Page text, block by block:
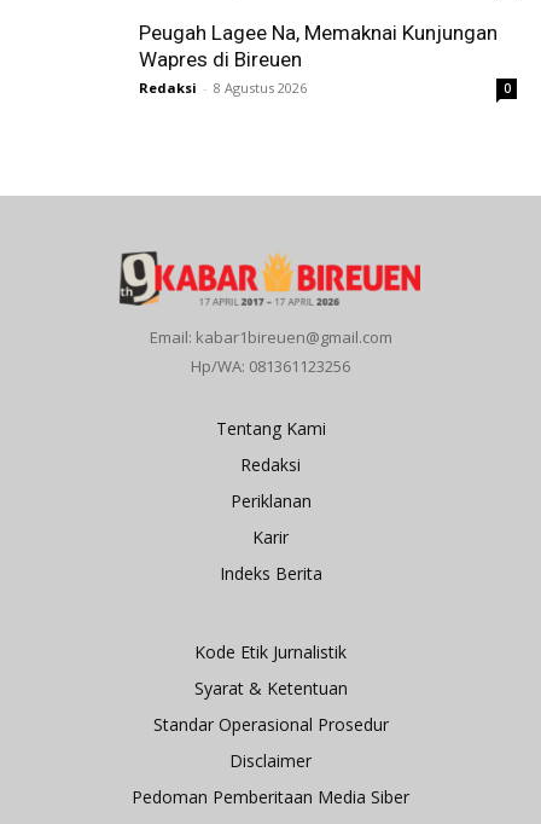
Peugah Lagee Na, Memaknai Kunjungan
Wapres di Bireuen
Redaksi - 8 Agustus 2026 0
Email: kabar1bireuen@gmail.com
Hp/WA: 081361123256
Tentang Kami
Redaksi
Periklanan
Karir
Indeks Berita
Kode Etik Jurnalistik
Syarat & Ketentuan
Standar Operasional Prosedur
Disclaimer
Pedoman Pemberitaan Media Siber